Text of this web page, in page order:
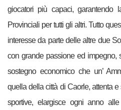
giocatori più capaci, garantendo
Provinciali per tutti gli altri. Tutto
interesse da parte delle altre due
con grande passione ed impegno,
sostegno economico che un’
quella della città di Caorle, attenta
sportive, elargisce ogni anno